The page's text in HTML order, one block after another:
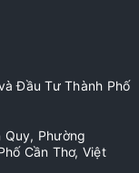
Đầu Tư Thành Phố
Quy, Phường
Cần Thơ, Việt